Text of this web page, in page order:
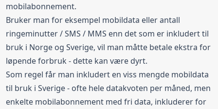
mobilabonnement.
Bruker man for eksempel mobildata eller antall
ringeminutter / SMS / MMS enn det som er inkludert til
bruk i Norge og Sverige, vil man måtte betale ekstra for
løpende forbruk - dette kan være dyrt.
Som regel får man inkludert en viss mengde mobildata
til bruk i Sverige - ofte hele datakvoten per måned, men
enkelte mobilabonnement med fri data, inkluderer for